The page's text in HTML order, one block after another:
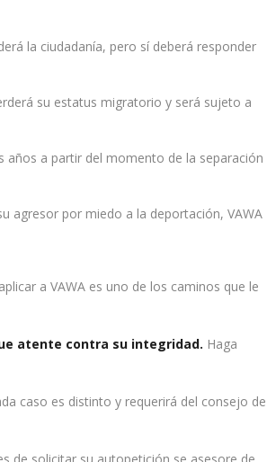
la ciudadanía, pero sí deberá responder
su estatus migratorio y será sujeto a
a partir del momento de la separación
agresor por miedo a la deportación, VAWA
a VAWA es uno de los caminos que le
atente contra su integridad. Haga
caso es distinto y requerirá del consejo de